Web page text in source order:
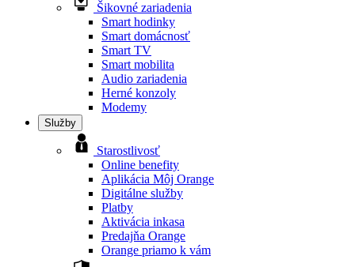
Šikovné zariadenia
Smart hodinky
Smart domácnosť
Smart TV
Smart mobilita
Audio zariadenia
Herné konzoly
Modemy
Služby
Starostlivosť
Online benefity
Aplikácia Môj Orange
Digitálne služby
Platby
Aktivácia inkasa
Predajňa Orange
Orange priamo k vám